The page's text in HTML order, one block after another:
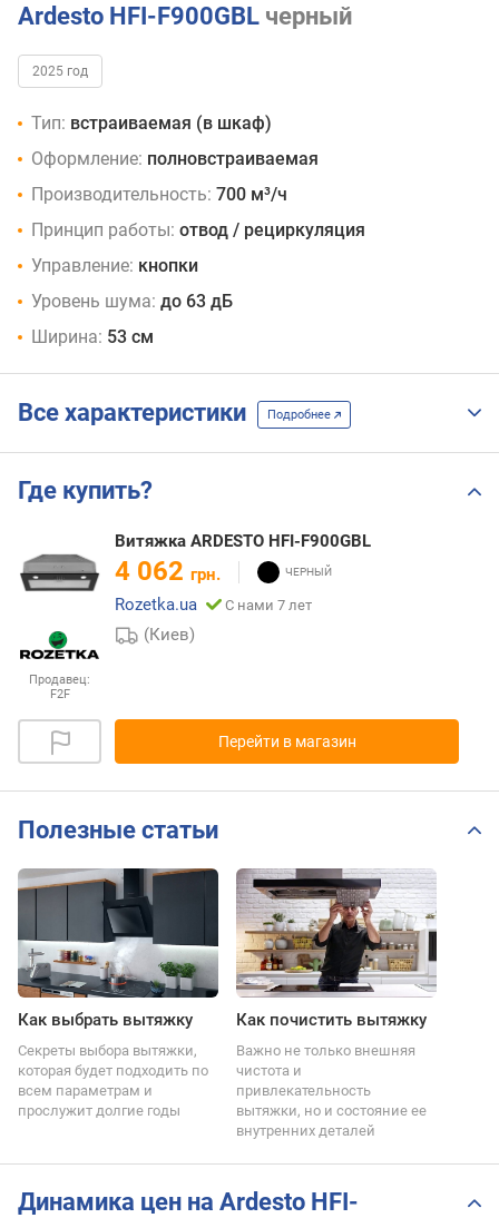
Ardesto HFI-F900GBL черный
2025 год
Тип: встраиваемая (в шкаф)
Оформление: полновстраиваемая
Производительность: 700 м³/ч
Принцип работы: отвод / рециркуляция
Управление: кнопки
Уровень шума: до 63 дБ
Ширина: 53 см
Все характеристики Подробнее
Где купить?
Продавец:
F2F
Витяжка ARDESTO HFI-F900GBL
4 062 грн.
Rozetka.ua
С нами 7 лет
(Киев)
Перейти в магазин
Полезные статьи
Как выбрать вытяжку
Секреты выбора вытяжки,
которая будет подходить по
всем параметрам и
прослужит долгие годы
Как почистить вытяжку
Важно не только внешняя
чистота и
привлекательность
вытяжки, но и состояние ее
внутренних деталей
Динамика цен на Ardesto HFI-